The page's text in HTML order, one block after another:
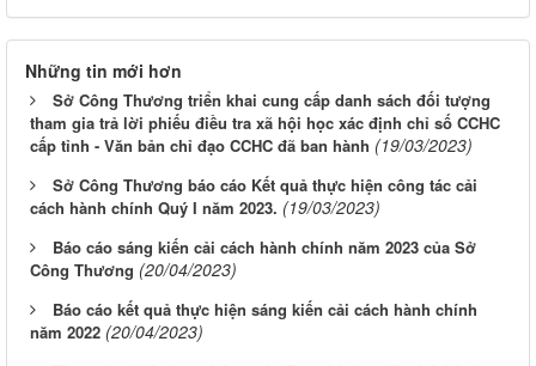
Những tin mới hơn
Sở Công Thương triển khai cung cấp danh sách đối tượng
tham gia trả lời phiếu điều tra xã hội học xác định chỉ số CCHC
cấp tỉnh - Văn bản chỉ đạo CCHC đã ban hành (19/03/2023)
Sở Công Thương báo cáo Kết quả thực hiện công tác cải
cách hành chính Quý I năm 2023. (19/03/2023)
Báo cáo sáng kiến cải cách hành chính năm 2023 của Sở
Công Thương (20/04/2023)
Báo cáo kết quả thực hiện sáng kiến cải cách hành chính
năm 2022 (20/04/2023)